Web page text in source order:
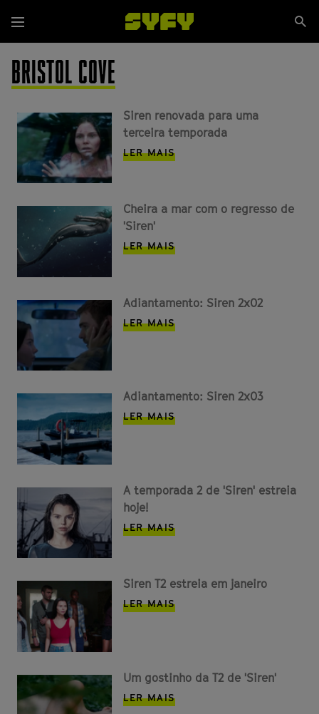
para
o
conteúdo
principal
Menu
BRISTOL COVE
Siren renovada para uma
terceira temporada
LER MAIS
Cheira a mar com o regresso de
'Siren'
LER MAIS
Adiantamento: Siren 2x02
LER MAIS
Adiantamento: Siren 2x03
LER MAIS
A temporada 2 de 'Siren' estreia
hoje!
LER MAIS
Siren T2 estreia em janeiro
LER MAIS
Um gostinho da T2 de 'Siren'
LER MAIS